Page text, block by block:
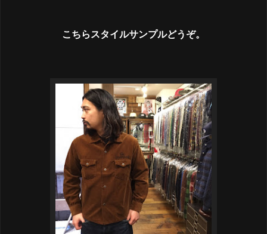
こちらスタイルサンプルどうぞ。